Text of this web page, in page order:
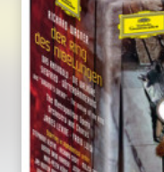
Blu-
ray
Deutsche